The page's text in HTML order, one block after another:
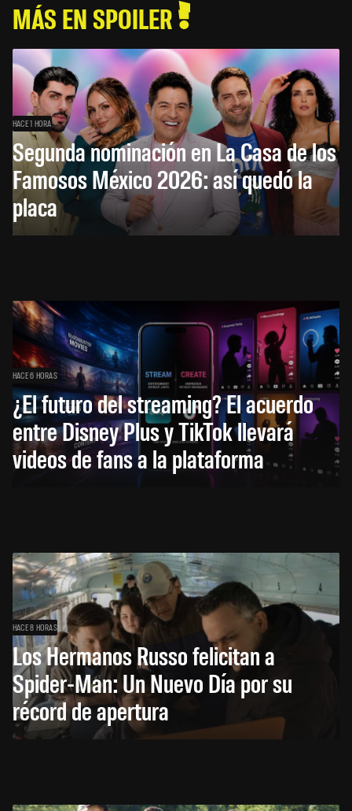
MÁS EN SPOILER
HACE 1 HORA
Segunda nominación en La Casa de los
Famosos México 2026: así quedó la
placa
HACE 6 HORAS
¿El futuro del streaming? El acuerdo
entre Disney Plus y TikTok llevará
videos de fans a la plataforma
HACE 8 HORAS
Los Hermanos Russo felicitan a
Spider-Man: Un Nuevo Día por su
récord de apertura